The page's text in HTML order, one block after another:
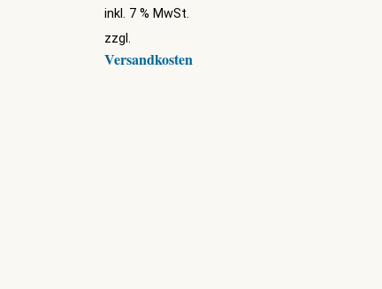
inkl. 7 % MwSt.
zzgl.
Versandkosten